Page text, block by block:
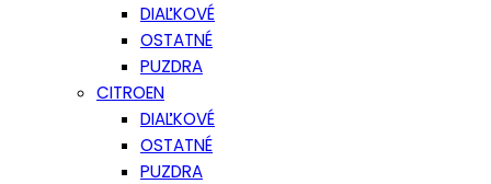
DIAĽKOVÉ
OSTATNÉ
PUZDRA
CITROEN
DIAĽKOVÉ
OSTATNÉ
PUZDRA